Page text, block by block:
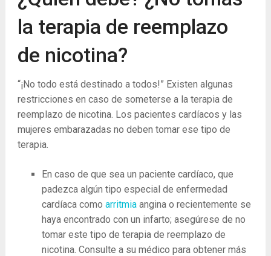
la terapia de reemplazo
de nicotina?
“¡No todo está destinado a todos!” Existen algunas
restricciones en caso de someterse a la terapia de
reemplazo de nicotina. Los pacientes cardíacos y las
mujeres embarazadas no deben tomar ese tipo de
terapia.
En caso de que sea un paciente cardíaco, que
padezca algún tipo especial de enfermedad
cardíaca como arritmia angina o recientemente se
haya encontrado con un infarto; asegúrese de no
tomar este tipo de terapia de reemplazo de
nicotina. Consulte a su médico para obtener más